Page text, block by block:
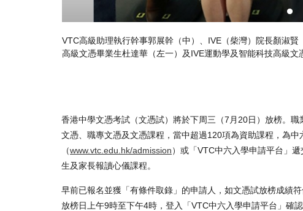
柴灣）酒店及旅遊系署理高級項目主任朱扉（右二）、IVE網絡安全
一），介紹VTC統一收生計劃及分享學習心得
IVE（柴
香港中學文憑考試（文憑試）將於下周三（7月20日）放榜。
文憑、職專文憑及文憑課程，當中超過120項為資助課程，為
（www.vtc.edu.hk/admission）或「VTC中六入學申請平台」
生及家長報讀心儀課程。
早前已報名並獲「有條件取錄」的申請人，如文憑試放榜成績
放榜日上午9時至下午4時，登入「VTC中六入學申請平台」確認